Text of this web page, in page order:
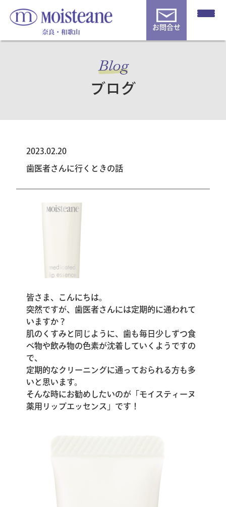
お問合せ
Blog
ブログ
2023.02.20
歯医者さんに行くときの話
皆さま、こんにちは。
突然ですが、歯医者さんには定期的に通われて
いますか？
肌のくすみと同じように、歯も毎日少しずつ食
べ物や飲み物の色素が沈着していくようですの
で、
定期的なクリーニングに通っておられる方も多
いと思います。
そんな時にお勧めしたいのが「モイスティーヌ
薬用リップエッセンス」です！